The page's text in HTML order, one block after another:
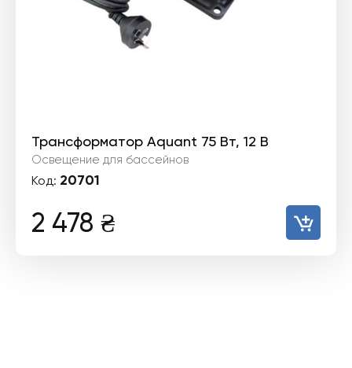
Трансформатор Aquant 75 Вт, 12 В
Освещение для бассейнов
Код: 20701
2 478 ₴